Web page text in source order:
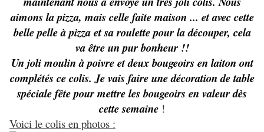
aimons la pizza, mais celle faite maison ... et avec cette
belle pelle à pizza et sa roulette pour la découper, cela
va être un pur bonheur !!
Un joli moulin à poivre et deux bougeoirs en laiton ont
complétés ce colis. Je vais faire une décoration de table
spéciale fête pour mettre les bougeoirs en valeur dès
cette semaine !
Voici le colis en photos :